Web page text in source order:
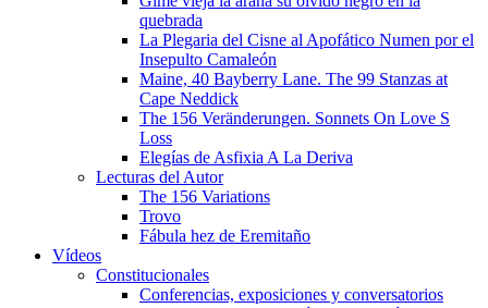
quebrada
La Plegaria del Cisne al Apofático Numen por el
Insepulto Camaleón
Maine, 40 Bayberry Lane. The 99 Stanzas at
Cape Neddick
The 156 Veränderungen. Sonnets On Love S
Loss
Elegías de Asfixia A La Deriva
Lecturas del Autor
The 156 Variations
Trovo
Fábula hez de Eremitaño
Vídeos
Constitucionales
Conferencias, exposiciones y conversatorios